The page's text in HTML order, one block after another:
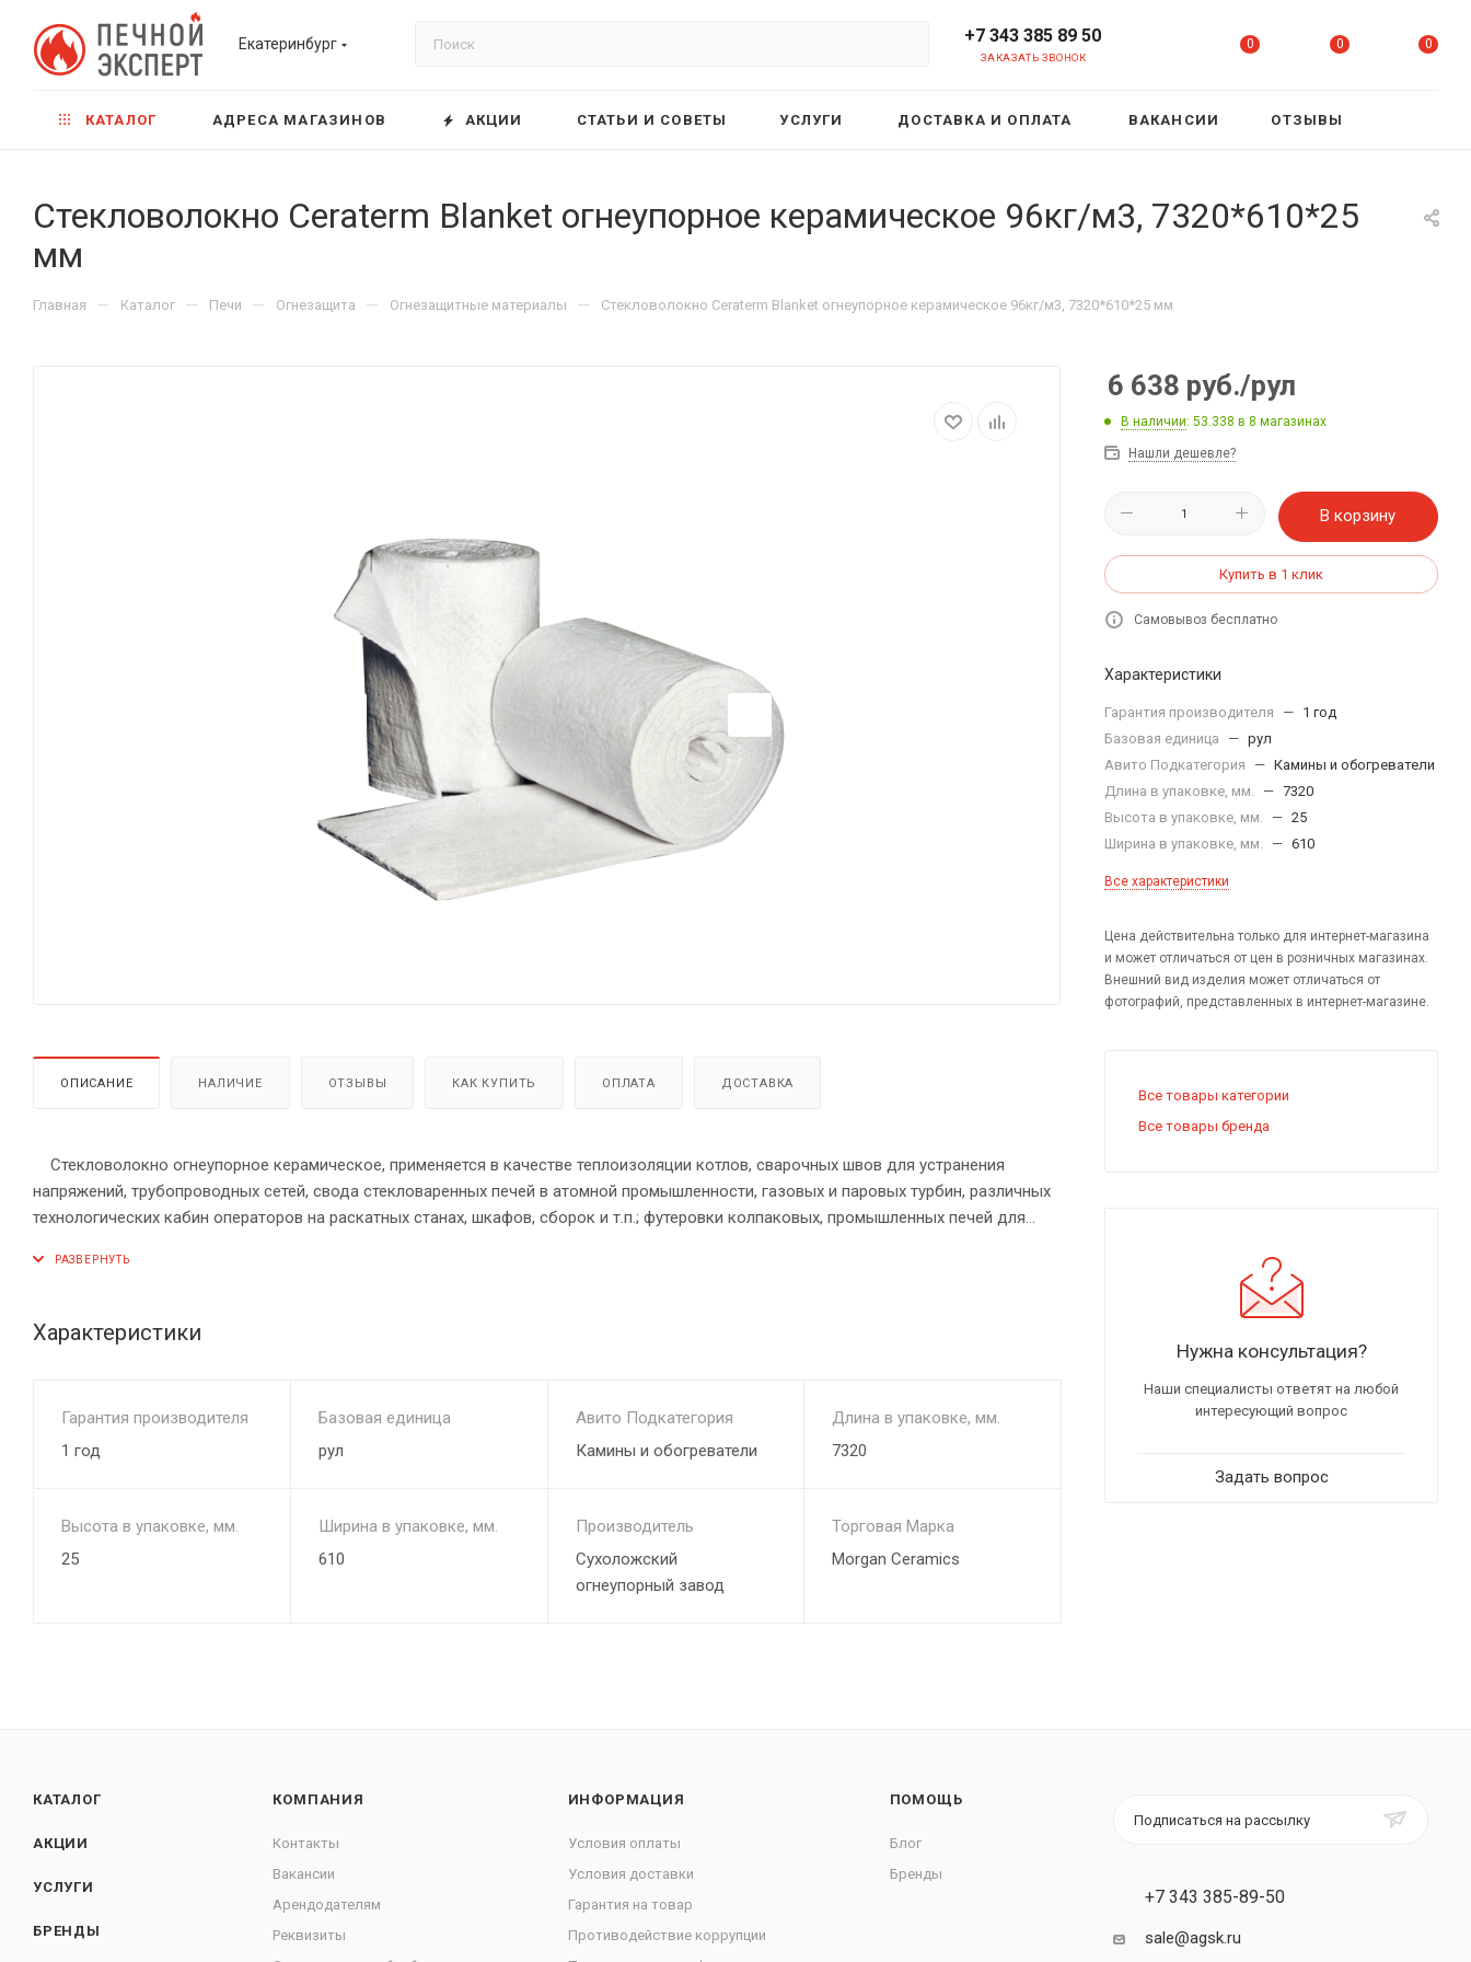
Екатеринбург +7 343 385 89 50
ЗАКАЗАТЬ ЗВОНОК
0 0 0
КАТАЛОГ АДРЕСА МАГАЗИНОВ АКЦИИ СТАТЬИ И СОВЕТЫ УСЛУГИ ДОСТАВКА И ОПЛАТА ВАКАНСИИ ОТЗЫВЫ
Стекловолокно Ceraterm Blanket огнеупорное керамическое 96кг/м3, 7320*610*25
мм
Главная — Каталог — Печи — Огнезащита — Огнезащитные материалы — Стекловолокно Ceraterm Blanket огнеупорное керамическое 96кг/м3, 7320*610*25 мм
ОПИСАНИЕ НАЛИЧИЕ ОТЗЫВЫ КАК КУПИТЬ ОПЛАТА ДОСТАВКА
Стекловолокно огнеупорное керамическое, применяется в качестве теплоизоляции котлов, сварочных швов для устранения
напряжений, трубопроводных сетей, свода стекловаренных печей в атомной промышленности, газовых и паровых турбин, различных
технологических кабин операторов на раскатных станах, шкафов, сборок и т.п.; футеровки колпаковых, промышленных печей для
промышленности, крышек шахтных печей, стен и сводов нагревательных, термических печей, печей отжига и закалки,
тепловые барьеры в автомобильной промышленности; заполнитель компенсационных швов в кладке; в печных агрегатах с
классификационной температурой 1260 °С.
Характеристики
Гарантия производителя
1 год
Базовая единица
рул
Авито Подкатегория
Камины и обогреватели
Длина в упаковке, мм.
7320
Высота в упаковке, мм.
25
Ширина в упаковке, мм.
610
Производитель
Сухоложский
огнеупорный завод
Торговая Марка
Morgan Ceramics
6 638 руб./рул
В наличии: 53.338 в 8 магазинах
Нашли дешевле?
В корзину
Купить в 1 клик
Самовывоз бесплатно
Характеристики
Гарантия производителя — 1 год
Базовая единица
— рул
Авито Подкатегория
— Камины и обогреватели
Длина в упаковке, мм.
— 7320
Высота в упаковке, мм.
— 25
Ширина в упаковке, мм.
— 610
Все характеристики
Цена действительна только для интернет-магазина
и может отличаться от цен в розничных магазинах.
Внешний вид изделия может отличаться от
фотографий, представленных в интернет-магазине.
Все товары категории
Все товары бренда
Нужна консультация?
Наши специалисты ответят на любой
интересующий вопрос
Задать вопрос
КАТАЛОГ
АКЦИИ
УСЛУГИ
БРЕНДЫ
КОМПАНИЯ
Контакты
Вакансии
Арендодателям
Реквизиты
ИНФОРМАЦИЯ
Условия оплаты
Условия доставки
Гарантия на товар
Противодействие коррупции
ПОМОЩЬ
Блог
Бренды
Подписаться на рассылку
+7 343 385-89-50
sale@agsk.ru